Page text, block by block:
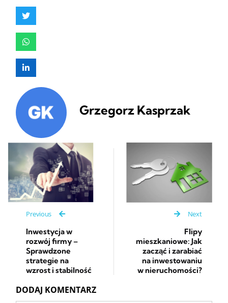
Grzegorz Kasprzak
Previous
Inwestycja w
rozwój firmy –
Sprawdzone
strategie na
wzrost i stabilność
Next
Flipy
mieszkaniowe: Jak
zacząć i zarabiać
na inwestowaniu
w nieruchomości?
DODAJ KOMENTARZ